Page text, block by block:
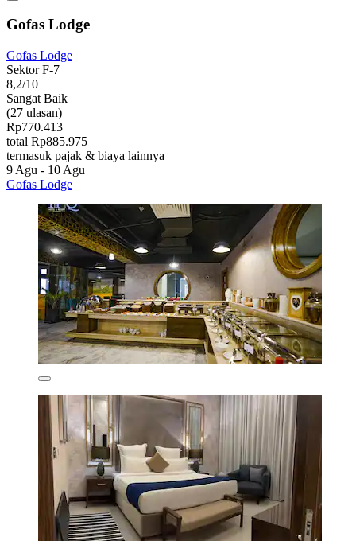
Gofas Lodge
Gofas Lodge
Sektor F-7
8,2/10
Sangat Baik
(27 ulasan)
Rp770.413
total Rp885.975
termasuk pajak & biaya lainnya
9 Agu - 10 Agu
Gofas Lodge